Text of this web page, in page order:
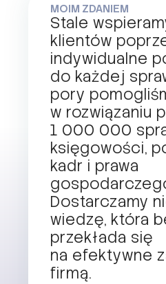
MOIM ZDANIEM
Stale
klientów
indywidualne
do każdej
pory
w rozwiązaniu
1 000 000
księgowości,
kadr i prawa
Dostarczamy
wiedzę, która
przekłada się
na efektywne
firmą.